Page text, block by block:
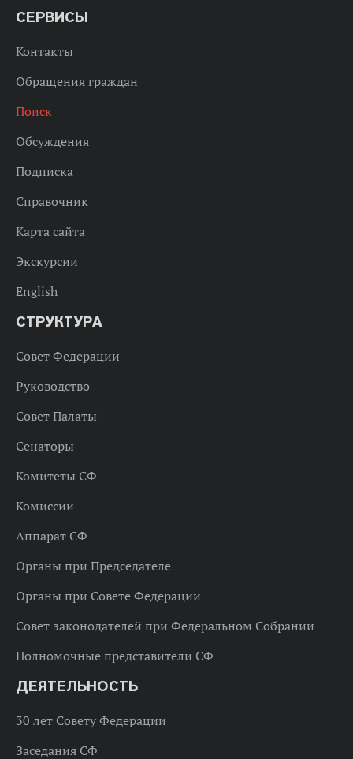
СЕРВИСЫ
Контакты
Обращения граждан
Поиск
Обсуждения
Подписка
Справочник
Карта сайта
Экскурсии
English
СТРУКТУРА
Совет Федерации
Руководство
Совет Палаты
Сенаторы
Комитеты СФ
Комиссии
Аппарат СФ
Органы при Председателе
Органы при Совете Федерации
Совет законодателей при Федеральном Собрании
Полномочные представители СФ
ДЕЯТЕЛЬНОСТЬ
30 лет Совету Федерации
Заседания СФ